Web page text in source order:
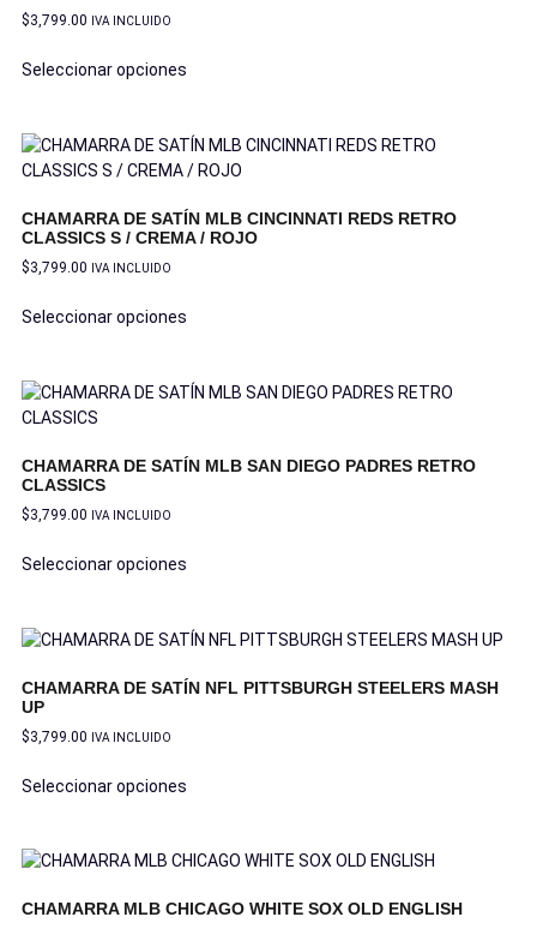
$3,799.00 IVA INCLUIDO
Seleccionar opciones
CHAMARRA DE SATÍN MLB CINCINNATI REDS RETRO
CLASSICS S / CREMA / ROJO
$3,799.00 IVA INCLUIDO
Seleccionar opciones
CHAMARRA DE SATÍN MLB SAN DIEGO PADRES RETRO
CLASSICS
$3,799.00 IVA INCLUIDO
Seleccionar opciones
CHAMARRA DE SATÍN NFL PITTSBURGH STEELERS MASH
UP
$3,799.00 IVA INCLUIDO
Seleccionar opciones
CHAMARRA MLB CHICAGO WHITE SOX OLD ENGLISH